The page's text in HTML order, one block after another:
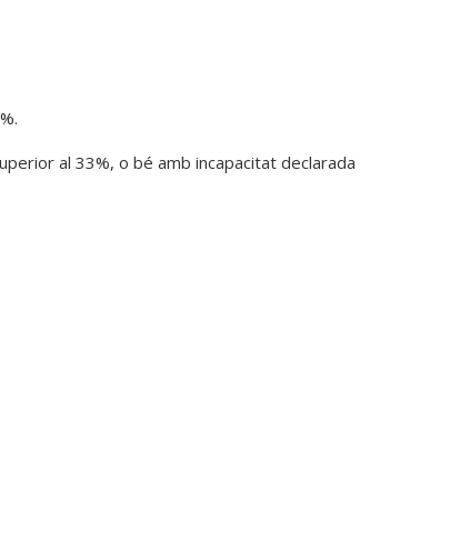
al 33%, o bé amb incapacitat declarada